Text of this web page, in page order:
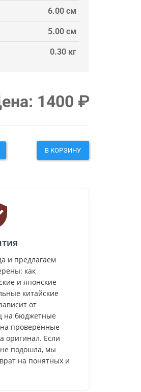
6.00 см
5.00 см
0.30 кг
1400 ₽
В КОРЗИНУ
и предлагаем
как
и японские
китайские
от
на бюджетные
проверенные
оригинал. Если
не подошла, мы
на понятных и